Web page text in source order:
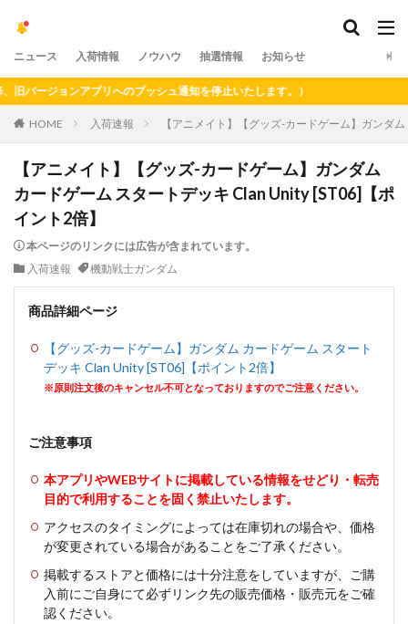
ニュース 入荷情報 ノウハウ 抽選情報 お知らせ
ジョンアプリへのプッシュ通知を停止いたします。）
HOME 入荷速報 【アニメイト】【グッズ-カードゲーム】ガンダ
【アニメイト】【グッズ-カードゲーム】ガンダム
カードゲーム スタートデッキ Clan Unity [ST06]【ポ
イント2倍】
本ページのリンクには広告が含まれています。
入荷速報
機動戦士ガンダム
商品詳細ページ
【グッズ-カードゲーム】ガンダム カードゲーム スタート
デッキ Clan Unity [ST06]【ポイント2倍】
※原則注文後のキャンセル不可となっておりますのでご注意ください。
ご注意事項
本アプリやWEBサイトに掲載している情報をせどり・転売
目的で利用することを固く禁止いたします。
アクセスのタイミングによっては在庫切れの場合や、価格
が変更されている場合があることをご了承ください。
掲載するストアと価格には十分注意をしていますが、ご購
入前にご自身にて必ずリンク先の販売価格・販売元をご確
認ください。